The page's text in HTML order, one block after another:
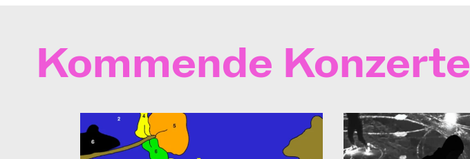
Kommende Konzerte